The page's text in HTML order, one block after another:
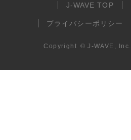
J-WAVE TOP
プライバシーポリシー
Copyright © J-WAVE, Inc.